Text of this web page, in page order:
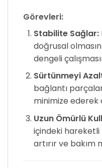
Görevleri:
Stabilite Sağlar:
doğrusal
dengeli
Sürtünmeyi
bağlantı
minimize ederek
Uzun Ömürlü
içindeki hareketli
artırır ve bakım